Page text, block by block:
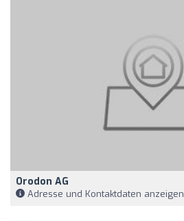
Orodon AG
Adresse und Kontaktdaten anzeigen